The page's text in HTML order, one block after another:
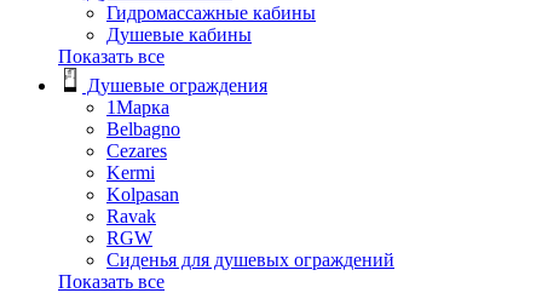
Гидромассажные кабины
Душевые кабины
Показать все
Душевые ограждения
1Марка
Belbagno
Cezares
Kermi
Kolpasan
Ravak
RGW
Сиденья для душевых ограждений
Показать все